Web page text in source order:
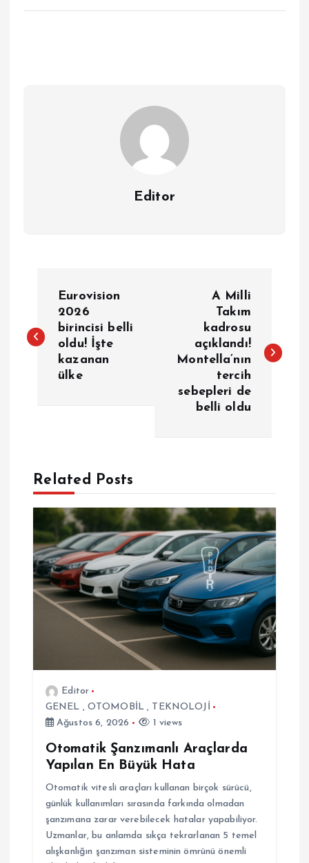
Editor
z
z
n
m
Eurovision
2026
birincisi belli
oldu! İşte
kazanan
ülke
A Milli
Takım
kadrosu
açıklandı!
Montella’nın
tercih
sebepleri de
belli oldu
Related Posts
Editor
GENEL , OTOMOBİL , TEKNOLOJİ
Ağustos 6, 2026
1 views
Otomatik Şanzımanlı Araçlarda
Yapılan En Büyük Hata
Otomatik vitesli araçları kullanan birçok sürücü,
günlük kullanımları sırasında farkında olmadan
şanzımana zarar verebilecek hatalar yapabiliyor.
Uzmanlar, bu anlamda sıkça tekrarlanan 5 temel
alışkanlığın şanzıman sisteminin ömrünü önemli